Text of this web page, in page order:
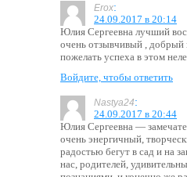
Erox:
24.09.2017 в 20:14
Юлия Сергеевна лучший
очень отзывчивый , добрый
пожелать успеха в этом
Войдите, чтобы ответить
Nastya24:
24.09.2017 в 20:44
Юлия Сергеевна —
очень энергичный,
радостью бегут в сад и на
нас, родителей,